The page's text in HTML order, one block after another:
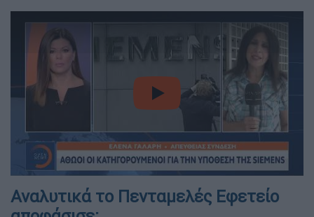
video
Αναλυτικά το Πενταμελές Εφετείο